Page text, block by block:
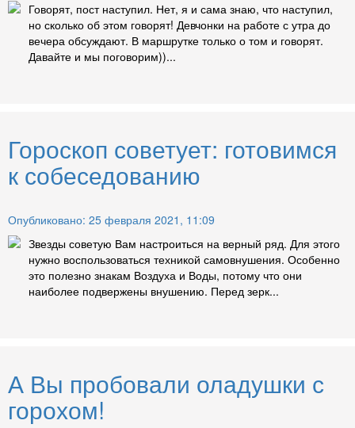
Говорят, пост наступил. Нет, я и сама знаю, что наступил,
но сколько об этом говорят! Девчонки на работе с утра до
вечера обсуждают. В маршрутке только о том и говорят.
Давайте и мы поговорим))...
Гороскоп советует: готовимся
к собеседованию
Опубликовано: 25 февраля 2021, 11:09
Звезды советую Вам настроиться на верный ряд. Для этого
нужно воспользоваться техникой самовнушения. Особенно
это полезно знакам Воздуха и Воды, потому что они
наиболее подвержены внушению. Перед зерк...
А Вы пробовали оладушки с
горохом!